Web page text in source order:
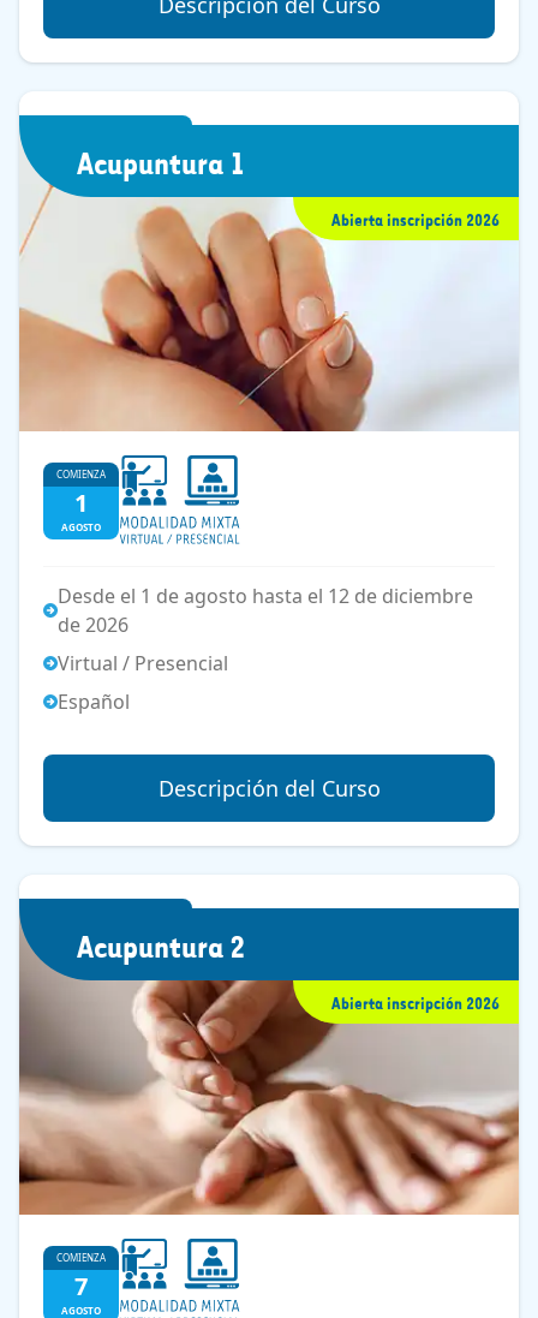
Acupuntura 1
Abierta inscripción 2026
COMIENZA
1
AGOSTO
Desde el 1 de agosto hasta el 12 de diciembre
de 2026
Virtual / Presencial
Español
Descripción del Curso
Acupuntura 2
Abierta inscripción 2026
COMIENZA
7
AGOSTO